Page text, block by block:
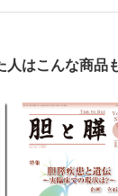
す生活習慣・代謝制御
人はこんな商品